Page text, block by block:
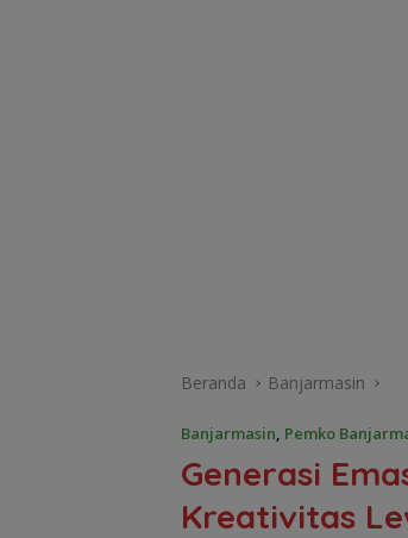
Beranda Banjarmasin
Banjarmasin, Pemko
Generasi
Kreativitas